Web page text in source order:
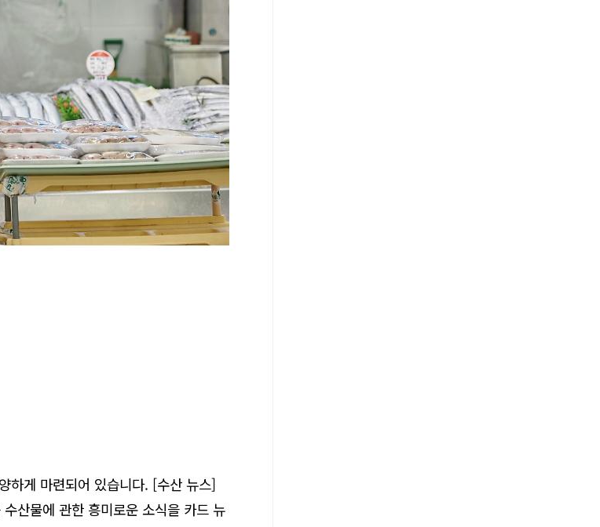
하게 마련되어 있습니다. [수산 뉴스]
수산물에 관한 흥미로운 소식을 카드 뉴